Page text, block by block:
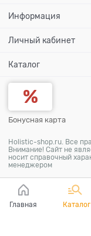
Информация
Личный кабинет
Каталог
Бонусная карта
Holistic-shop.ru. Все
Внимание! Сайт не
носит справочный
менеджером
Главная Каталог